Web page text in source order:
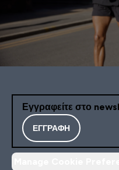
Εγγραφείτε στο
ΕΓΓΡΑΦΉ